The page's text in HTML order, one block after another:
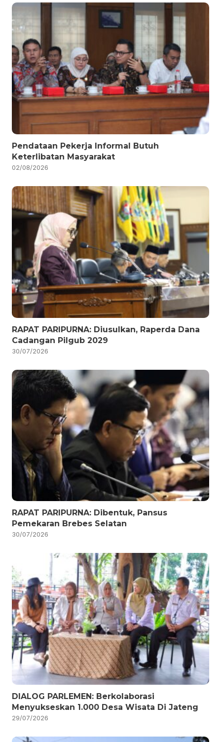
Pendataan Pekerja Informal Butuh
Keterlibatan Masyarakat
02/08/2026
RAPAT PARIPURNA: Diusulkan, Raperda Dana
Cadangan Pilgub 2029
30/07/2026
RAPAT PARIPURNA: Dibentuk, Pansus
Pemekaran Brebes Selatan
30/07/2026
DIALOG PARLEMEN: Berkolaborasi
Menyukseskan 1.000 Desa Wisata Di Jateng
29/07/2026